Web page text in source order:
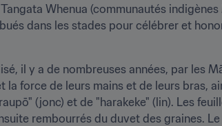
Whenua (communautés
dans les stades pour célébrer et
il y a de nombreuses années, par les
force de leurs mains et de leurs bras,
(jonc) et de "harakeke" (lin). Les
rembourrés du duvet des graines. Le